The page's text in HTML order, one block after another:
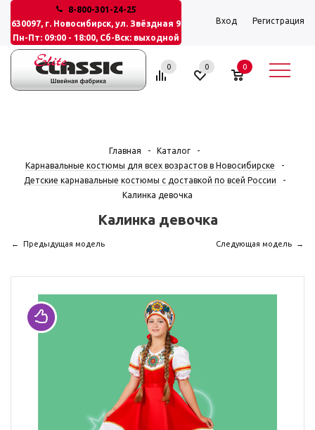
8-800-301-24-25
630097, г. Новосибирск, ул. Звёздная 9
Пн-Пт: 09:00 - 18:00, Сб-Вск: выходной
Вход Регистрация
0 0 0
Главная - Каталог
-
Карнавальные костюмы для всех возрастов в Новосибирске
-
Детские карнавальные костюмы с доставкой по всей России
-
Калинка девочка
Калинка девочка
Предыдущая модель Следующая модель